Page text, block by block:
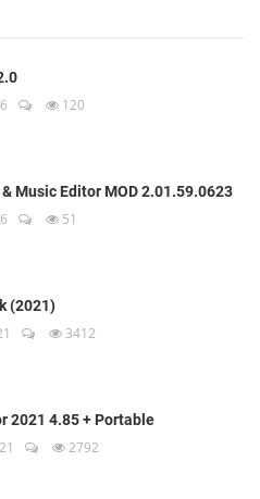
120
Music Editor MOD 2.01.59.0623
51
(2021)
3412
2021 4.85 + Portable
2792